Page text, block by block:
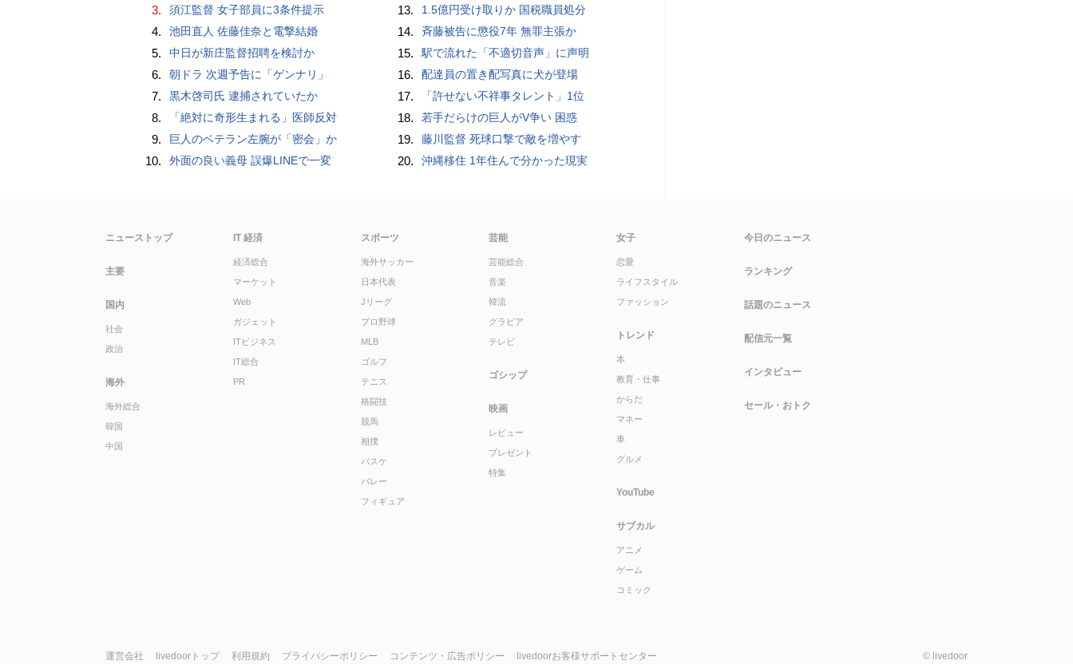
3. 須江監督 女子部員に3条件提示
4. 池田直人 佐藤佳奈と電撃結婚
5. 中日が新庄監督招聘を検討か
6. 朝ドラ 次週予告に「ゲンナリ」
7. 黒木啓司氏 逮捕されていたか
8. 「絶対に奇形生まれる」医師反対
9. 巨人のベテラン左腕が「密会」か
10. 外面の良い義母 誤爆LINEで一変
13. 1.5億円受け取りか 国税職員処分
14. 斉藤被告に懲役7年 無罪主張か
15. 駅で流れた「不適切音声」に声明
16. 配達員の置き配写真に犬が登場
17. 「許せない不祥事タレント」1位
18. 若手だらけの巨人がV争い 困惑
19. 藤川監督 死球口撃で敵を増やす
20. 沖縄移住 1年住んで分かった現実
ニューストップ
主要
国内
社会
政治
海外
海外総合
韓国
中国
IT 経済
経済総合
マーケット
Web
ガジェット
ITビジネス
IT総合
PR
スポーツ
海外サッカー
日本代表
Jリーグ
プロ野球
MLB
ゴルフ
テニス
格闘技
競馬
相撲
バスケ
バレー
フィギュア
芸能
芸能総合
音楽
韓流
グラビア
テレビ
ゴシップ
映画
レビュー
プレゼント
特集
女子
恋愛
ライフスタイル
ファッション
トレンド
本
教育・仕事
からだ
マネー
車
グルメ
YouTube
サブカル
アニメ
ゲーム
コミック
今日のニュース
ランキング
話題のニュース
配信元一覧
インタビュー
セール・おトク
運営会社 livedoorトップ 利用規約 プライバシーポリシー コンテンツ・広告ポリシー livedoorお客様サポートセンター © livedoor